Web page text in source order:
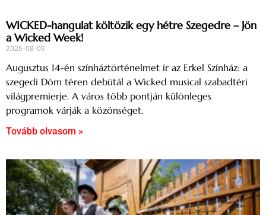
WICKED-hangulat költözik egy hétre Szegedre – Jön
a Wicked Week!
2026-08-05
Augusztus 14-én színháztörténelmet ír az Erkel Színház: a
szegedi Dóm téren debütál a Wicked musical szabadtéri
világpremierje. A város több pontján különleges
programok várják a közönséget.
Tovább olvasom »